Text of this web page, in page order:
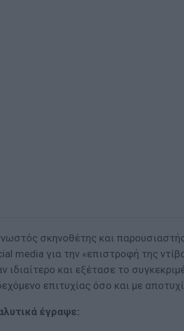
σκηνοθέτης και
media για την «επιστροφή της
ιδιαίτερο και εξέτασε το
επιτυχίας όσο και με
έγραψε: